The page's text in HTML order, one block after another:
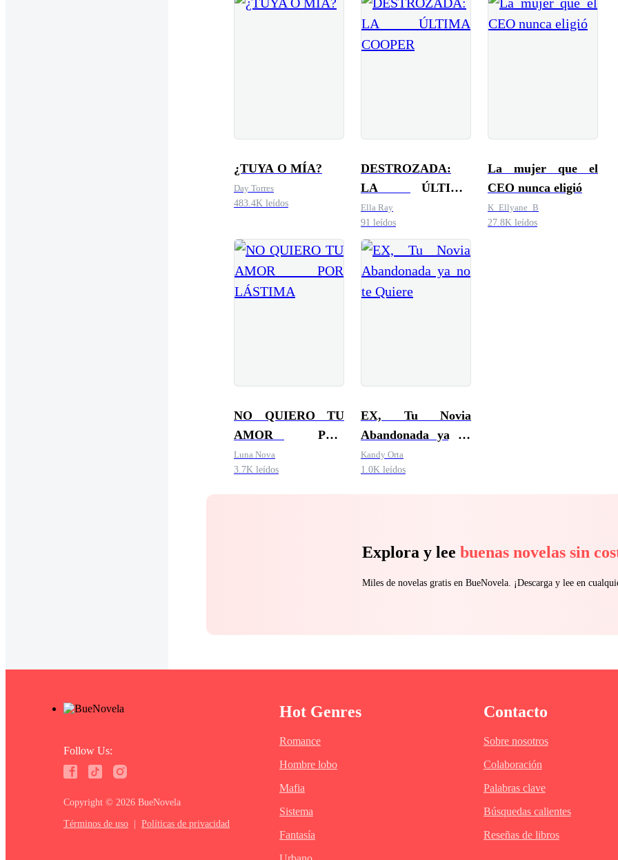
¿TUYA O MÍA?
Day Torres
483.4K leídos
DESTROZADA:
LA ÚLTIMA
COOPER
Ella Ray
91 leídos
La mujer que el
CEO nunca eligió
K_Ellyane_B
27.8K leídos
NO QUIERO TU
AMOR POR
LÁSTIMA
Luna Nova
3.7K leídos
EX, Tu Novia
Abandonada ya no
te Quiere
Kandy Orta
1.0K leídos
Explora y lee buenas novelas sin
Miles de novelas gratis en BueNovela. ¡Descarga y lee en
Follow Us:
Copyright ©‌ 2026 BueNovela
Términos de uso Políticas de privacidad
Hot Genres
Romance
Hombre lobo
Mafia
Sistema
Fantasía
Contacto
Sobre nosotros
Colaboración
Palabras clave
Búsquedas calientes
Reseñas de libros